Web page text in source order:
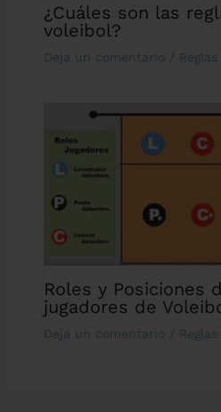
¿Cuáles son las
voleibol?
Deja un comentario / Reglas
Roles y Posiciones
jugadores de
Deja un comentario / Reglas